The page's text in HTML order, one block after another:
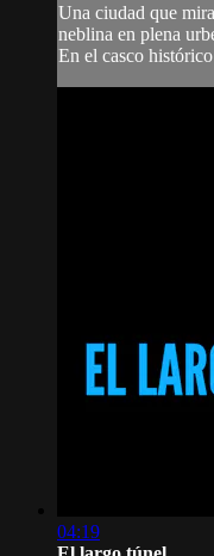
Una ciudad que
neblina en plena
En el casco
04:19